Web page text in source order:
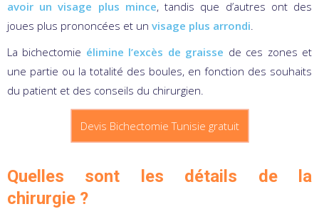
avoir un visage plus mince, tandis que d’autres ont des
joues plus prononcées et un visage plus arrondi.
La bichectomie élimine l’excès de graisse de ces zones et
une partie ou la totalité des boules, en fonction des souhaits
du patient et des conseils du chirurgien.
Devis Bichectomie Tunisie gratuit
Quelles sont les détails de la
chirurgie ?